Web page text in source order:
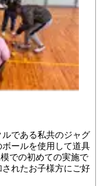
である私共のジャグ
ールを使用して道具
での初めての実施で
れたお子様方にご好